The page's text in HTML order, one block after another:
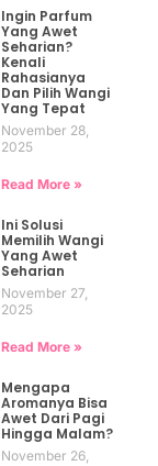
Ingin Parfum
Yang Awet
Seharian?
Kenali
Rahasianya
Dan Pilih Wangi
Yang Tepat
November 28,
2025
Read More »
Ini Solusi
Memilih Wangi
Yang Awet
Seharian
November 27,
2025
Read More »
Mengapa
Aromanya Bisa
Awet Dari Pagi
Hingga Malam?
November 26,